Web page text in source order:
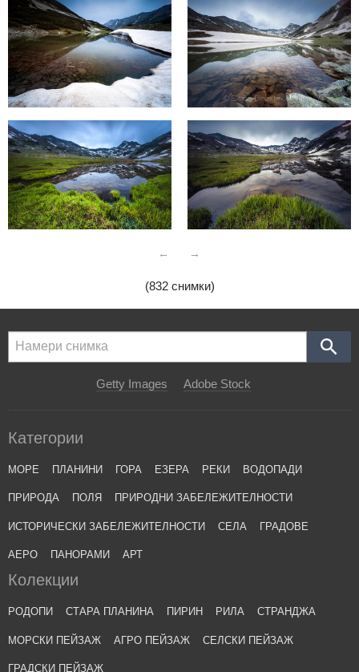
← →
(832 снимки)
Getty Images Adobe Stock
Категории
МОРЕ ПЛАНИНИ ГОРА ЕЗЕРА РЕКИ ВОДОПАДИ
ПРИРОДА ПОЛЯ ПРИРОДНИ ЗАБЕЛЕЖИТЕЛНОСТИ
ИСТОРИЧЕСКИ ЗАБЕЛЕЖИТЕЛНОСТИ СЕЛА ГРАДОВЕ
АЕРО ПАНОРАМИ АРТ
Колекции
РОДОПИ СТАРА ПЛАНИНА ПИРИН РИЛА СТРАНДЖА
МОРСКИ ПЕЙЗАЖ АГРО ПЕЙЗАЖ СЕЛСКИ ПЕЙЗАЖ
ГРАДСКИ ПЕЙЗАЖ